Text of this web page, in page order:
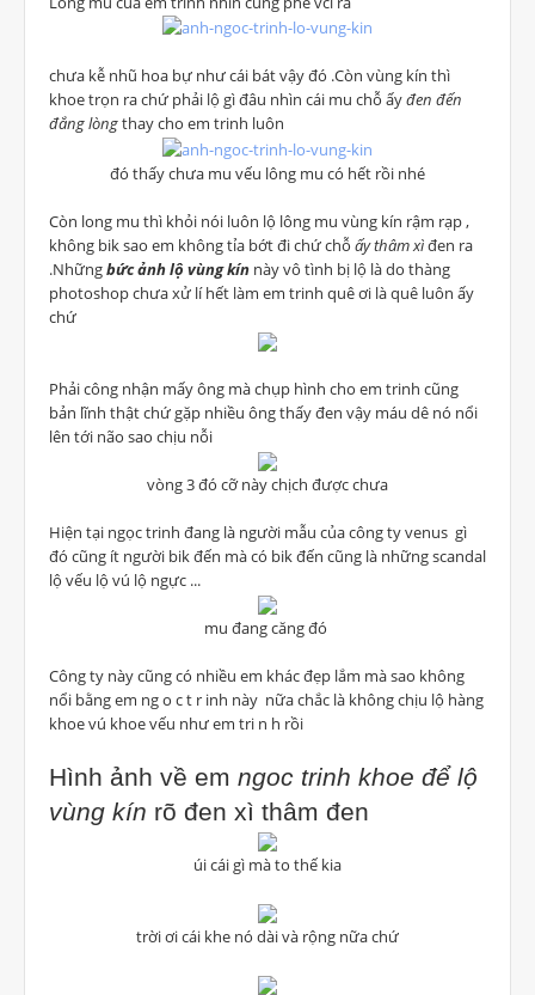
chưa kễ nhũ hoa bự như cái bát vậy đó .Còn vùng kín thì
khoe trọn ra chứ phải lộ gì đâu nhìn cái mu chỗ ấyđen đến
đắng lòngthay cho em trinh luôn
đó thấy chưa mu vếu lông mu có hết rồi nhé
Còn long mu thì khỏi nói luôn lộ lông mu vùng kín rậm rạp ,
không bik sao em không tỉa bớt đi chứ chỗ ấy thâm xìđen ra
.Nhữngbức ảnh lộ vùng kín này vô tình bị lộ là do thàng
photoshop chưa xử lí hết làm em trinh quê ơi là quê luôn ấy
chứ
Phải công nhận mấy ông mà chụp hình cho em trinh cũng
bản lĩnh thật chứ gặp nhiều ông thấy đen vậy máu dê nó nổi
lên tới não sao chịu nỗi
vòng 3 đó cỡ này chịch được chưa
Hiện tại ngọc trinh đang là người mẫu của công ty venus gì
đó cũng ít người bik đến mà có bik đến cũng là những scandal
lộ vếu lộ vú lộ ngực ...
mu đang căng đó
Công ty này cũng có nhiều em khác đẹp lắm mà sao không
nổi bằng em ng o c t r inh này nữa chắc là không chịu lộ hàng
khoe vú khoe vếu như em tri n h rồi
Hình ảnh về em ngoc trinh khoe để lộ
vùng kín rõ đen xì thâm đen
úi cái gì mà to thế kia
trời ơi cái khe nó dài và rộng nữa chứ